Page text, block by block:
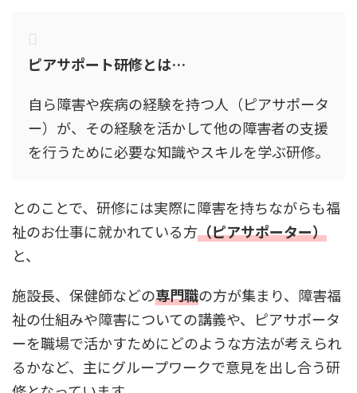
ピアサポート研修とは…
自ら障害や疾病の経験を持つ人（ピアサポータ
ー）が、その経験を活かして他の障害者の支援
を行うために必要な知識やスキルを学ぶ研修。
とのことで、研修には実際に障害を持ちながらも福
祉のお仕事に就かれている方（ピアサポーター）
と、
施設長、保健師などの専門職の方が集まり、障害福
祉の仕組みや障害についての講義や、ピアサポータ
ーを職場で活かすためにどのような方法が考えられ
るかなど、主にグループワークで意見を出し合う研